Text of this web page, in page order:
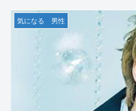
気になる 男性